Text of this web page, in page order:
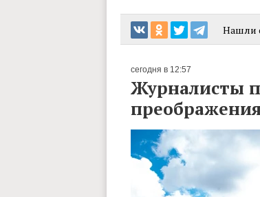
Нашли
сегодня в 12:57
Журналисты